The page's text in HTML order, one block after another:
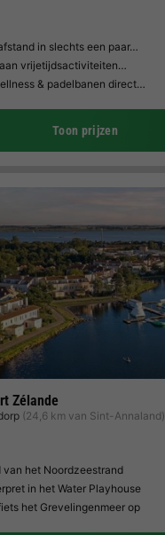
in slechts een paar…
vrijetijdsactiviteiten…
& padelbanen direct…
Toon prijzen
Zélande
(24,6 km van Sint-Annaland)
van het Noordzeestrand
in het Water Playhouse
het Grevelingenmeer op